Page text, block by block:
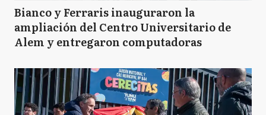
Bianco y Ferraris inauguraron la
ampliación del Centro Universitario de
Alem y entregaron computadoras